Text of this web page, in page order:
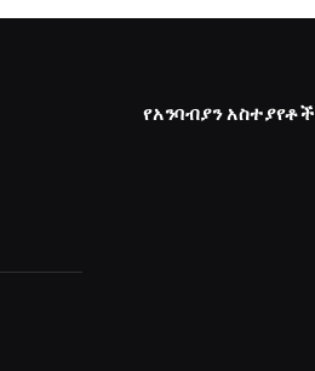
የአንባብያን አስተያየቶች